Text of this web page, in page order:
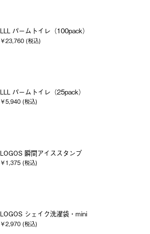
LLL パームトイレ（100pack）
￥23,760 (税込)
LLL パームトイレ（25pack）
￥5,940 (税込)
LOGOS 瞬間アイススタンプ
￥1,375 (税込)
LOGOS シェイク洗濯袋・mini
￥2,970 (税込)